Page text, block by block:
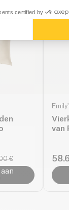
€
aan
van
certified by